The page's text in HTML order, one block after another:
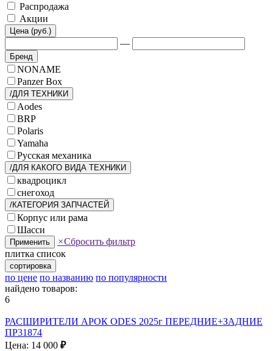
Распродажа
Акции
Цена (руб.)
—
Бренд
NONAME
Panzer Box
/ДЛЯ ТЕХНИКИ
Aodes
BRP
Polaris
Yamaha
Русская механика
/ДЛЯ КАКОГО ВИДА ТЕХНИКИ
квадроцикл
снегоход
/КАТЕГОРИЯ ЗАПЧАСТЕЙ
Корпус или рама
Шасси
Применить ×Сбросить фильтр
плитка список
сортировка
по цене по названию по популярности
найдено товаров:
6
РАСШИРИТЕЛИ АРОК ODES 2025г ПЕРЕДНИЕ+ЗАДНИЕ
ПР31874
Цена: 14 000 ₽